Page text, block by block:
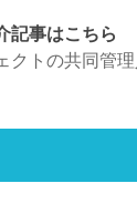
記事はこちら
クトの共同管理